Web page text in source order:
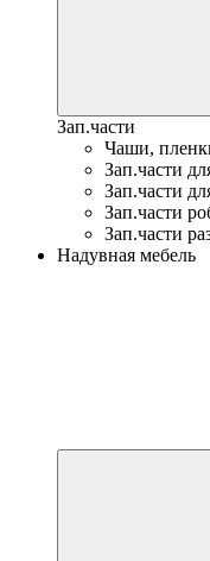
Зап.части
Чаши,
Зап.части
Зап.части
Зап.части
Зап.части
Надувная мебель